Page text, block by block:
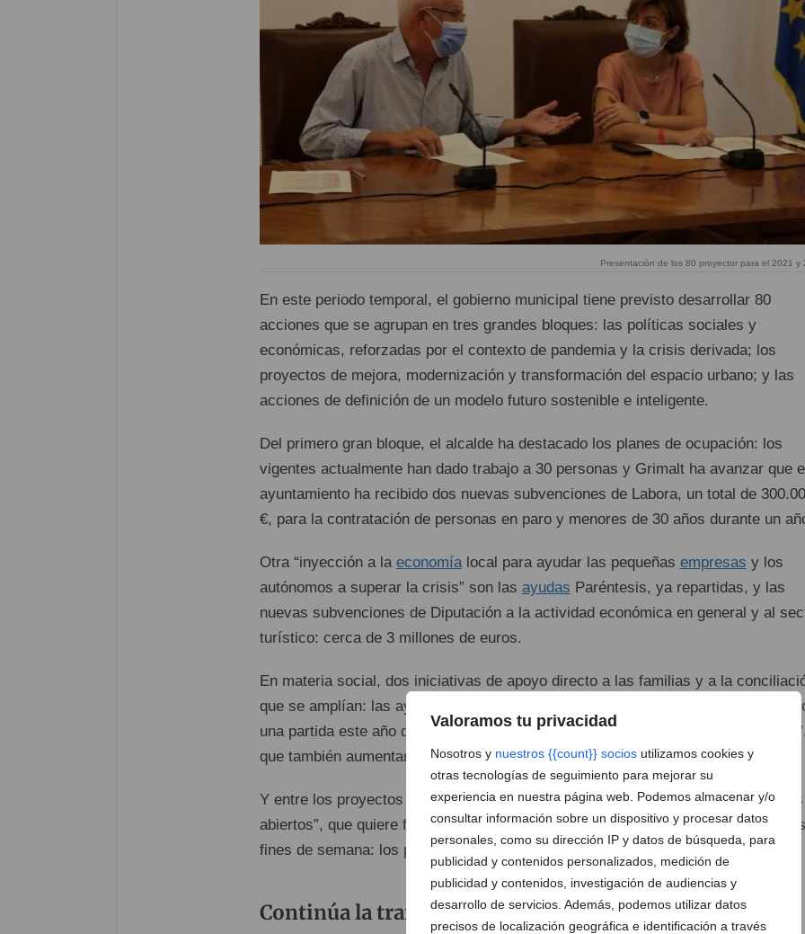
Valoramos tu privacidad
Nosotros y nuestros {{count}} socios utilizamos cookies y
otras tecnologías de seguimiento para mejorar su
experiencia en nuestra página web. Podemos almacenar y/o
consultar información sobre un dispositivo y procesar datos
personales, como su dirección IP y datos de búsqueda, para
publicidad y contenidos personalizados, medición de
publicidad y contenidos, investigación de audiencias y
desarrollo de servicios. Además, podemos utilizar datos
precisos de localización geográfica e identificación a través
Presentación de los 80 proyector para el 2021 y
En este periodo temporal, el gobierno municipal tiene previsto desarrollar 80
acciones que se agrupan en tres grandes bloques: las políticas sociales y
económicas, reforzadas por el contexto de pandemia y la crisis derivada; los
proyectos de mejora, modernización y transformación del espacio urbano; y las
acciones de definición de un modelo futuro sostenible e inteligente.
Del primero gran bloque, el alcalde ha destacado los planes de ocupación: los
vigentes actualmente han dado trabajo a 30 personas y Grimalt ha avanzar que
ayuntamiento ha recibido dos nuevas subvenciones de Labora, un total de
€, para la contratación de personas en paro y menores de 30 años durante un
Otra “inyección a la economíalocal para ayudar las pequeñas empresas y los
autónomos a superar la crisis” son las ayudas Paréntesis, ya repartidas, y las
nuevas subvenciones de Diputación a la actividad económica en general y al
turístico: cerca de 3 millones de euros.
En materia social, dos iniciativas de apoyo directo a las familias y a la
que se amplían: las ayudas a la escolarización de niños y niñas de 0 a 3 años
una partida este año de 70.000 €) y el programa “Vacaciones para todas y todos”,
que también aumentará en número de plazas.
Y entre los proyectos nuevos, en breve se pondrá en marcha lo programa “Coles
abiertos”, que quiere facilitar nuevos espacios de juego a pequeños y jóvenes los
fines de semana: los patios de las escuelas.
Continúa la transformación de la ciudad